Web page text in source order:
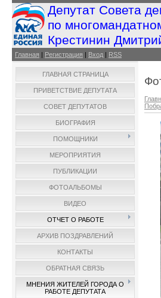
Депутат Совета
по
Крестинин
Главная | Регистрация | Вход | RSS
ГЛАВНАЯ СТРАНИЦА
ПРИВЕТСТВИЕ ДЕПУТАТА
СОВЕТ ДЕПУТАТОВ
БИОГРАФИЯ
ПОМОЩНИКИ
МЕРОПРИЯТИЯ
ПУБЛИКАЦИИ
ФОТОАЛЬБОМЫ
ВИДЕО
ОТЧЕТ О РАБОТЕ
АРХИВ ПОЗДРАВЛЕНИЙ
КОНТАКТЫ
ОБРАТНАЯ СВЯЗЬ
МНЕНИЯ ЖИТЕЛЕЙ ГОРОДА О
РАБОТЕ ДЕПУТАТА